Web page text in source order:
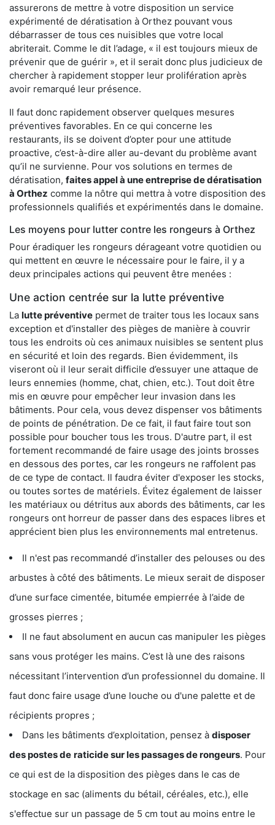
assurerons de mettre à votre disposition un service
expérimenté de dératisation à Orthez pouvant vous
débarrasser de tous ces nuisibles que votre local
abriterait. Comme le dit l’adage, « il est toujours mieux de
prévenir que de guérir », et il serait donc plus judicieux de
chercher à rapidement stopper leur prolifération après
avoir remarqué leur présence.
Il faut donc rapidement observer quelques mesures
préventives favorables. En ce qui concerne les
restaurants, ils se doivent d’opter pour une attitude
proactive, c’est-à-dire aller au-devant du problème avant
qu’il ne survienne. Pour vos solutions en termes de
dératisation, faites appel à une entreprise de dératisation
à Orthez comme la nôtre qui mettra à votre disposition des
professionnels qualifiés et expérimentés dans le domaine.
Les moyens pour lutter contre les rongeurs à Orthez
Pour éradiquer les rongeurs dérageant votre quotidien ou
qui mettent en œuvre le nécessaire pour le faire, il y a
deux principales actions qui peuvent être menées :
Une action centrée sur la lutte préventive
La lutte préventive permet de traiter tous les locaux sans
exception et d'installer des pièges de manière à couvrir
tous les endroits où ces animaux nuisibles se sentent plus
en sécurité et loin des regards. Bien évidemment, ils
viseront où il leur serait difficile d’essuyer une attaque de
leurs ennemies (homme, chat, chien, etc.). Tout doit être
mis en œuvre pour empêcher leur invasion dans les
bâtiments. Pour cela, vous devez dispenser vos bâtiments
de points de pénétration. De ce fait, il faut faire tout son
possible pour boucher tous les trous. D'autre part, il est
fortement recommandé de faire usage des joints brosses
en dessous des portes, car les rongeurs ne raffolent pas
de ce type de contact. Il faudra éviter d'exposer les stocks,
ou toutes sortes de matériels. Évitez également de laisser
les matériaux ou détritus aux abords des bâtiments, car les
rongeurs ont horreur de passer dans des espaces libres et
apprécient bien plus les environnements mal entretenus.
Il n'est pas recommandé d’installer des pelouses ou des
arbustes à côté des bâtiments. Le mieux serait de disposer
d’une surface cimentée, bitumée empierrée à l’aide de
grosses pierres ;
Il ne faut absolument en aucun cas manipuler les pièges
sans vous protéger les mains. C’est là une des raisons
nécessitant l’intervention d’un professionnel du domaine. Il
faut donc faire usage d’une louche ou d'une palette et de
récipients propres ;
Dans les bâtiments d’exploitation, pensez à disposer
des postes de raticide sur les passages de rongeurs. Pour
ce qui est de la disposition des pièges dans le cas de
stockage en sac (aliments du bétail, céréales, etc.), elle
s'effectue sur un passage de 5 cm tout au moins entre le